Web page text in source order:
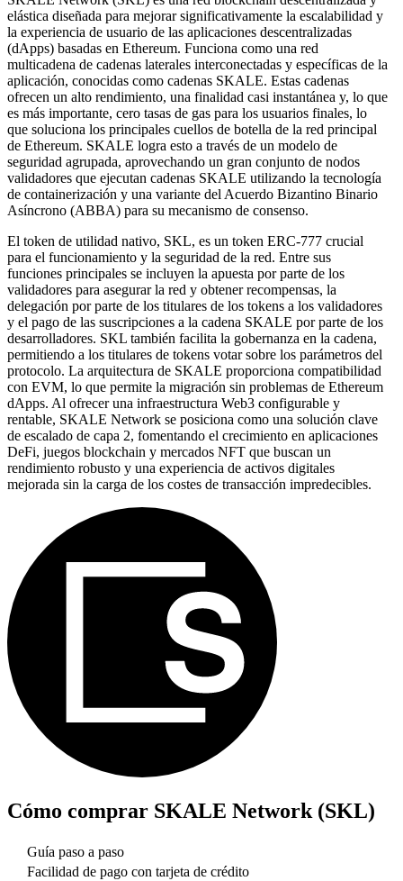
elástica diseñada para mejorar significativamente la escalabilidad y
la experiencia de usuario de las aplicaciones descentralizadas
(dApps) basadas en Ethereum. Funciona como una red
multicadena de cadenas laterales interconectadas y específicas de la
aplicación, conocidas como cadenas SKALE. Estas cadenas
ofrecen un alto rendimiento, una finalidad casi instantánea y, lo que
es más importante, cero tasas de gas para los usuarios finales, lo
que soluciona los principales cuellos de botella de la red principal
de Ethereum. SKALE logra esto a través de un modelo de
seguridad agrupada, aprovechando un gran conjunto de nodos
validadores que ejecutan cadenas SKALE utilizando la tecnología
de containerización y una variante del Acuerdo Bizantino Binario
Asíncrono (ABBA) para su mecanismo de consenso.
El token de utilidad nativo, SKL, es un token ERC-777 crucial
para el funcionamiento y la seguridad de la red. Entre sus
funciones principales se incluyen la apuesta por parte de los
validadores para asegurar la red y obtener recompensas, la
delegación por parte de los titulares de los tokens a los validadores
y el pago de las suscripciones a la cadena SKALE por parte de los
desarrolladores. SKL también facilita la gobernanza en la cadena,
permitiendo a los titulares de tokens votar sobre los parámetros del
protocolo. La arquitectura de SKALE proporciona compatibilidad
con EVM, lo que permite la migración sin problemas de Ethereum
dApps. Al ofrecer una infraestructura Web3 configurable y
rentable, SKALE Network se posiciona como una solución clave
de escalado de capa 2, fomentando el crecimiento en aplicaciones
DeFi, juegos blockchain y mercados NFT que buscan un
rendimiento robusto y una experiencia de activos digitales
mejorada sin la carga de los costes de transacción impredecibles.
Cómo comprar SKALE Network (SKL)
Guía paso a paso
Facilidad de pago con tarjeta de crédito